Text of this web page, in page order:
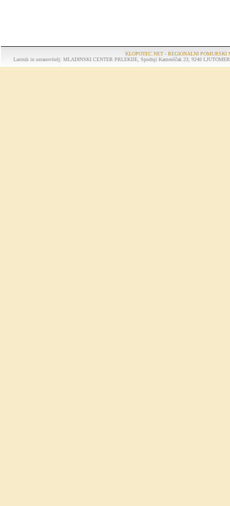
KLOPOTEC.NET - REGIONALNI POMURSKI
Lastnik in ustanovitelj: MLADINSKI CENTER PRLEKIJE, Spodnji Kamenščak 23, 9240